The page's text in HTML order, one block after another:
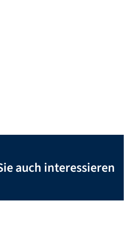
auch interessieren